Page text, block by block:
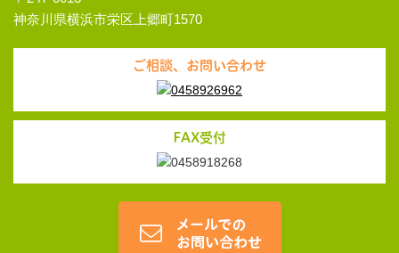
神奈川県横浜市栄区上郷町1570
ご相談、お問い合わせ
FAX受付